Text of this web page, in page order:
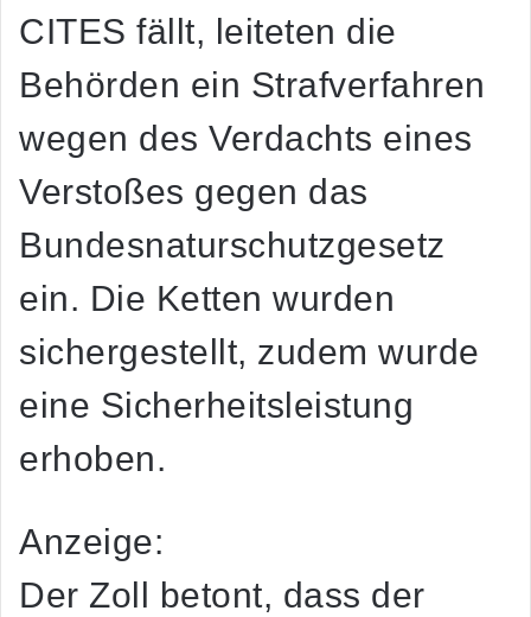
CITES fällt, leiteten die
Behörden ein Strafverfahren
wegen des Verdachts eines
Verstoßes gegen das
Bundesnaturschutzgesetz
ein. Die Ketten wurden
sichergestellt, zudem wurde
eine Sicherheitsleistung
erhoben.
Anzeige:
Der Zoll betont, dass der